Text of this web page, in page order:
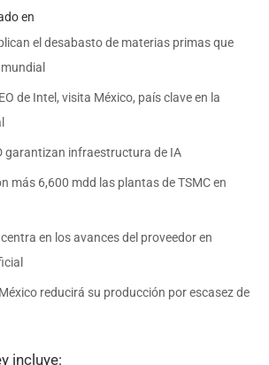
en
el desabasto de materias primas que
de Intel, visita México, país clave en la
garantizan infraestructura de IA
más 6,600 mdd las plantas de TSMC en
en los avances del proveedor en
reducirá su producción por escasez de
incluye: